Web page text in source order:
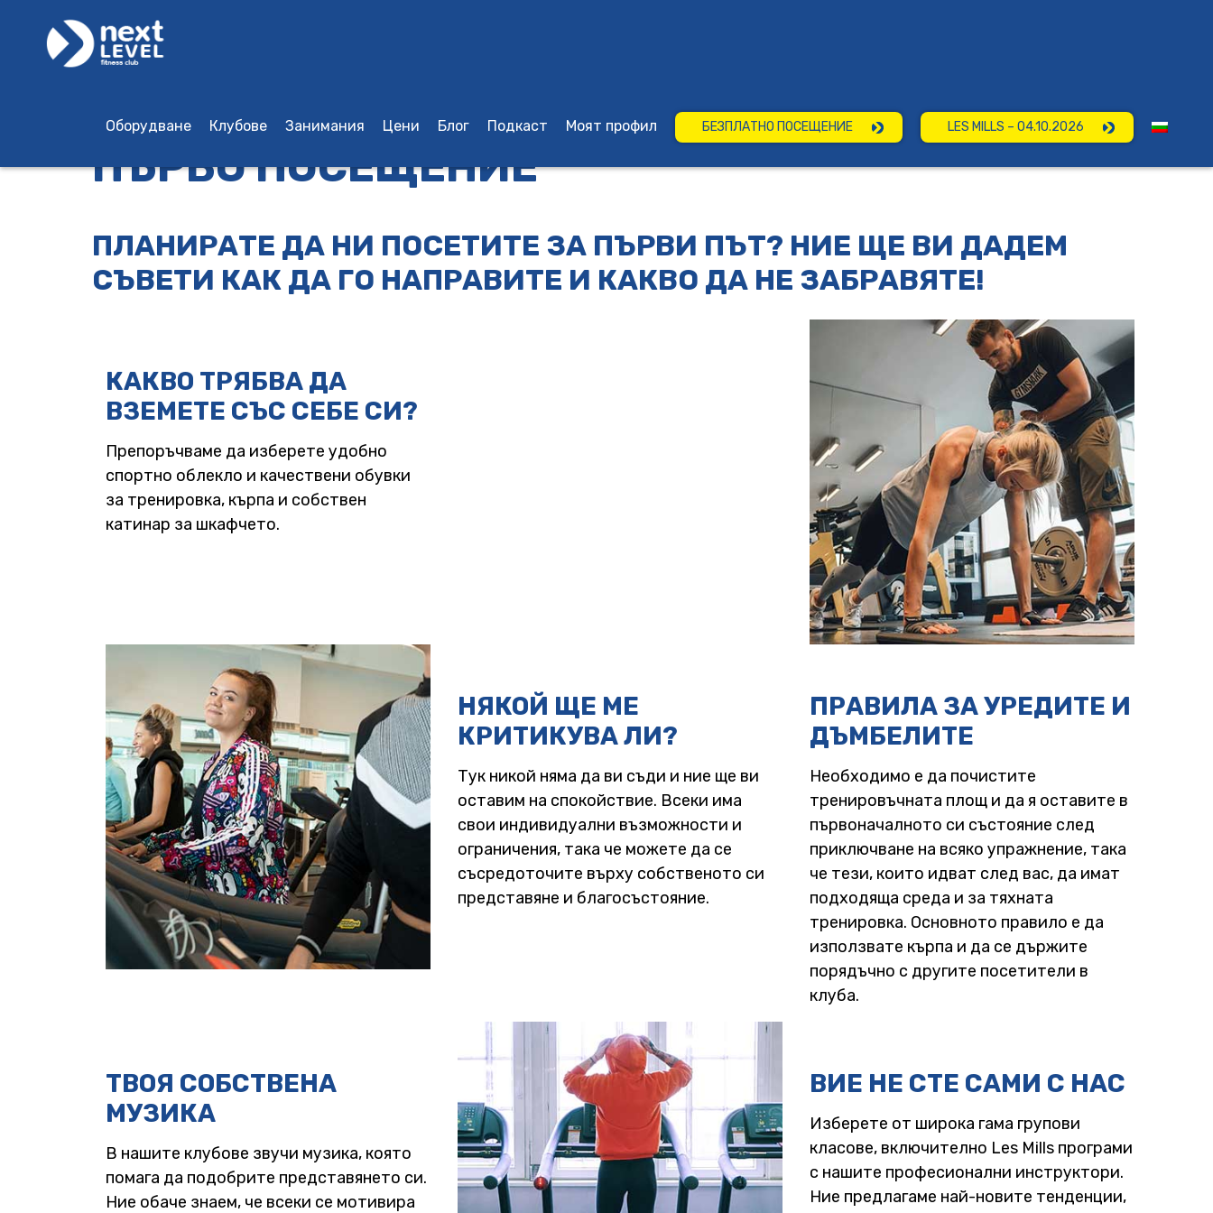
Оборудване Клубове Занимания Цени Блог Подкаст Моят профил БЕЗПЛАТНО ПОСЕЩЕНИЕ LES MILLS – 04.10.2026
ПЪРВО ПОСЕЩЕНИЕ
ПЛАНИРАТЕ ДА НИ ПОСЕТИТЕ ЗА ПЪРВИ ПЪТ? НИЕ ЩЕ ВИ ДАДЕМ
СЪВЕТИ КАК ДА ГО НАПРАВИТЕ И КАКВО ДА НЕ ЗАБРАВЯТЕ!
КАКВО ТРЯБВА ДА
ВЗЕМЕТЕ СЪС СЕБЕ СИ?
Препоръчваме да изберете удобно
спортно облекло и качествени обувки
за тренировка, кърпа и собствен
катинар за шкафчето.
НЯКОЙ ЩЕ МЕ
КРИТИКУВА ЛИ?
Тук никой няма да ви съди и ние ще ви
оставим на спокойствие. Всеки има
свои индивидуални възможности и
ограничения, така че можете да се
съсредоточите върху собственото си
представяне и благосъстояние.
ПРАВИЛА ЗА УРЕДИТЕ И
ДЪМБЕЛИТЕ
Необходимо е да почистите
тренировъчната площ и да я оставите в
първоначалното си състояние след
приключване на всяко упражнение, така
че тези, които идват след вас, да имат
подходяща среда и за тяхната
тренировка. Основното правило е да
използвате кърпа и да се държите
порядъчно с другите посетители в
клуба.
ТВОЯ СОБСТВЕНА
МУЗИКА
В нашите клубове звучи музика, която
помага да подобрите представянето си.
Ние обаче знаем, че всеки се мотивира
ВИЕ НЕ СТЕ САМИ С НАС
Изберете от широка гама групови
класове, включително Les Mills програми
с нашите професионални инструктори.
Ние предлагаме най-новите тенденции,